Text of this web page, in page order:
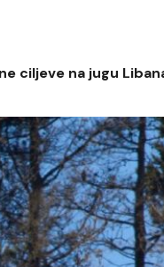
ciljeve na jugu